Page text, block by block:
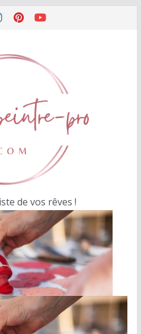
de vos rêves !